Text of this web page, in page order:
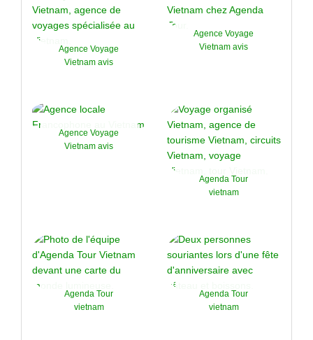
Agence Voyage
Vietnam avis
Agence Voyage
Vietnam avis
Agence Voyage
Vietnam avis
Agenda Tour
vietnam
Agenda Tour
vietnam
Agenda Tour
vietnam